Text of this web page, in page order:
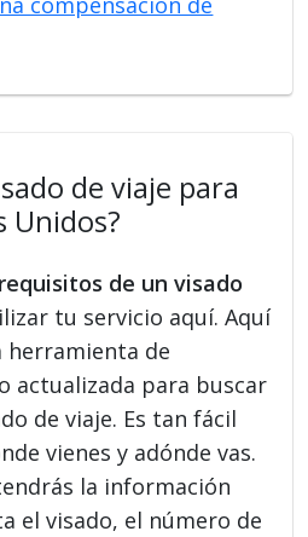
de viaje para
Unidos?
requisitos de un visado
tu servicio aquí. Aquí
herramienta de
actualizada para buscar
de viaje. Es tan fácil
vienes y adónde vas.
la información
el visado, el número de